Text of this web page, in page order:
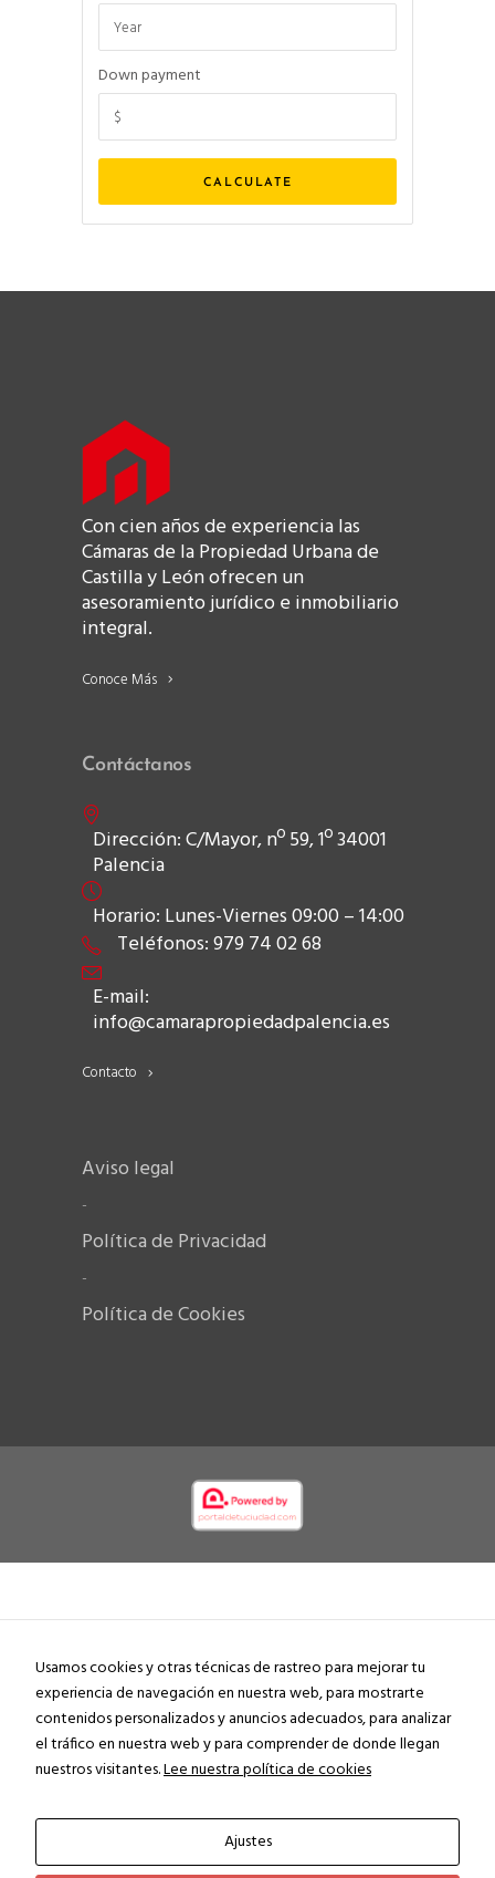
Down payment
Con cien años de experiencia las
Cámaras de la Propiedad Urbana de
Castilla y León ofrecen un
asesoramiento jurídico e inmobiliario
integral.
Conoce Más
Contáctanos
Dirección: C/Mayor, nº 59, 1º 34001
Palencia
Horario: Lunes-Viernes 09:00 – 14:00
Teléfonos: 979 74 02 68
E-mail:
info@camarapropiedadpalencia.es
Contacto
Aviso legal
-
Política de Privacidad
-
Política de Cookies
Usamos cookies y otras técnicas de rastreo para mejorar tu
experiencia de navegación en nuestra web, para mostrarte
contenidos personalizados y anuncios adecuados, para analizar
el tráfico en nuestra web y para comprender de donde llegan
nuestros visitantes.Lee nuestra política de cookies
Ajustes